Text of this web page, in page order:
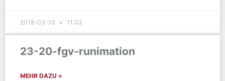
2018-03-13 11:33
23-20-fgv-runimation
MEHR DAZU »